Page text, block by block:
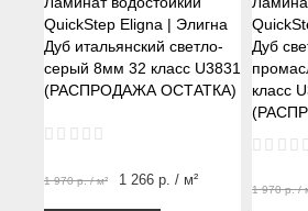
QuickStep Eligna | Элигна
Дуб итальянский светло-
серый 8мм 32 класс U3831
(РАСПРОДАЖА ОСТАТКА)
1 970р./ м² 1 266 р. / м²
Дуб
класс
1 970р./